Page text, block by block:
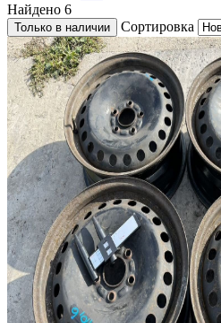
Найдено 6
Только в наличии Сортировка